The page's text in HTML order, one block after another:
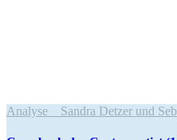
Analyse Sandra Detzer und